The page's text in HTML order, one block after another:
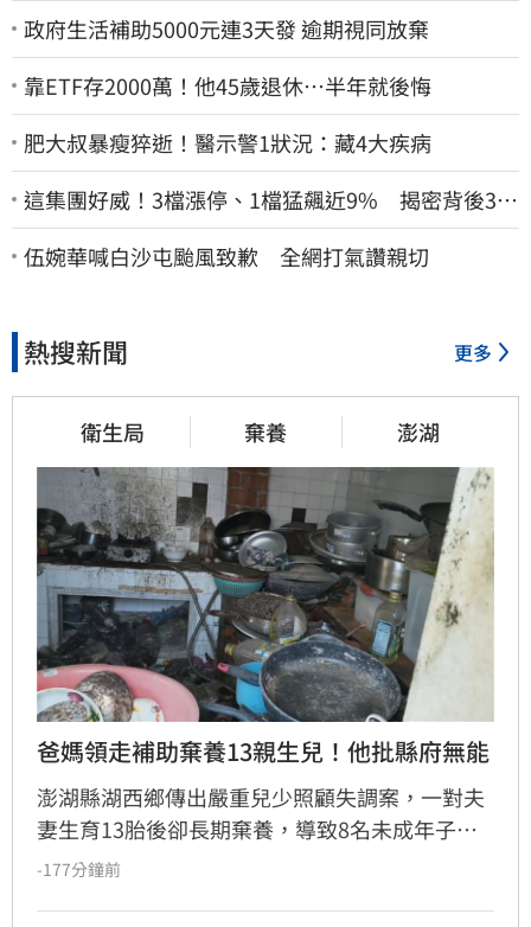
政府生活補助5000元連3天發 逾期視同放棄
靠ETF存2000萬！他45歲退休…半年就後悔
肥大叔暴瘦猝逝！醫示警1狀況：藏4大疾病
這集團好威！3檔漲停、1檔猛飆近9% 揭密背後3支
撐
伍婉華喊白沙屯颱風致歉 全網打氣讚親切
熱搜新聞 更多
衛生局 棄養 澎湖
爸媽領走補助棄養13親生兒！他批縣府無能
澎湖縣湖西鄉傳出嚴重兒少照顧失調案，一對夫
妻生育13胎後卻長期棄養，導致8名未成年子女
擠在4坪小屋內「小孩養小孩」，生活慘況引發
-177分鐘前